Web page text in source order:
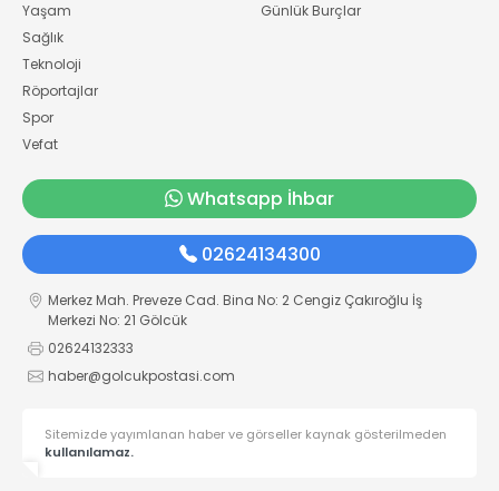
Yaşam
Sağlık
Teknoloji
Röportajlar
Spor
Vefat
Günlük Burçlar
Whatsapp İhbar
02624134300
Merkez Mah. Preveze Cad. Bina No: 2 Cengiz Çakıroğlu İş
Merkezi No: 21 Gölcük
02624132333
haber@golcukpostasi.com
Sitemizde yayımlanan haber ve görseller kaynak gösterilmeden
kullanılamaz.